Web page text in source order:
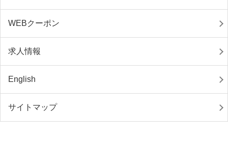
WEBクーポン
求人情報
English
サイトマップ